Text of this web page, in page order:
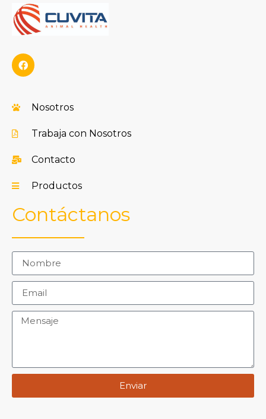
Nosotros
Trabaja con Nosotros
Contacto
Productos
Contáctanos
Enviar